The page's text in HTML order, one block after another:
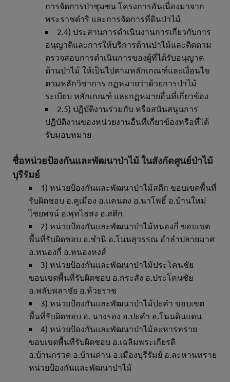
การจัดการป่าชุมชน โครงการอันเนื่องมาจาก
พระราชดำริ และการจัดการที่ดินป่าไม้
2.4) ประสานการดำเนินงานการเกี่ยวกับการ
อนุญาติและการให้บริการด้านป่าไม้และติดตาม
ตรวจสอบการดำเนินการของผู้ที่ได้รับอนุญาต
ด้านป่าไม้ ให้เป็นไปตามหลักเกณฑ์และเงื่อนไข
ตามหลักวิชาการ กฏหมายว่าด้วยการป่าไม้
ระเบียบ หลักเกณฑ์ และกฏหมายอื่นที่เกี่ยวข้อง
2.5) ปฏิบัติงานร่วมกับ หรือสนันสนุนการ
ปฏิบัติงานของหน่วยงานอื่นที่เกี่ยวข้องหรือที่ได้
รับมอบหมาย
ชื่อหน่วยป้องกันและพัฒนาป่าไม้ ในสังกัดศูนย์ป่าไม้
บุรีรัมย์
1) หน่วยป้องกันและพัฒนาป่าไม้สตึก ขอบเขตพื้นที่
รับผิดชอบ อ.คูเมือง อ.แคนดง อ.นาโพธิ์ อ.บ้านใหม่
ไชยพจน์ อ.พุทไธสง อ.สตึก
2) หน่วยป้องกันและพัฒนาป่าไม้หนองกี่ ขอบเขต
พื้นที่รับผิดชอบ อ.ชำนิ อ.โนนสุวรรณ อำลำปลายมาศ
อ.หนองกี่ อ.หนองหงส์
3) หน่วยป้องกันและพัฒนาป่าไม้ประโคนชัย
ขอบเขตพื้นที่รับผิดชอบ อ.กระสัง อ.ประโคนชัย
อ.พลับพลาชัย อ.ห้วยราช
3) หน่วยป้องกันและพัฒนาป่าไม้ปะคำ ขอบเขต
พื้นที่รับผิดชอบ อ. นางรอง อ.ปะคำ อ.โนนดินแดน
4) หน่วยป้องกันและพัฒนาป่าไม้ละหารทราย
ขอบเขตพื้นที่รับผิดชอบ อ.เฉลิมพระเกียรติ
อ.บ้านกรวด อ.บ้านด่าน อ.เมืองบุรีรัมย์ อ.ละหานทราย
หน่วยป้องกันและพัฒนาป่าไม้